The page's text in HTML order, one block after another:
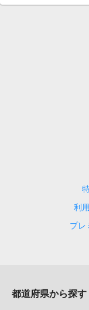
利
プレ
都道府県から探す